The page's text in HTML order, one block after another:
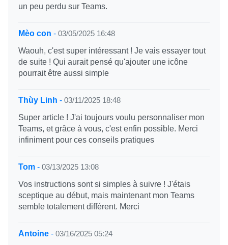
un peu perdu sur Teams.
Mèo con - 03/05/2025 16:48
Waouh, c'est super intéressant ! Je vais essayer tout
de suite ! Qui aurait pensé qu'ajouter une icône
pourrait être aussi simple
Thùy Linh - 03/11/2025 18:48
Super article ! J'ai toujours voulu personnaliser mon
Teams, et grâce à vous, c'est enfin possible. Merci
infiniment pour ces conseils pratiques
Tom - 03/13/2025 13:08
Vos instructions sont si simples à suivre ! J'étais
sceptique au début, mais maintenant mon Teams
semble totalement différent. Merci
Antoine - 03/16/2025 05:24